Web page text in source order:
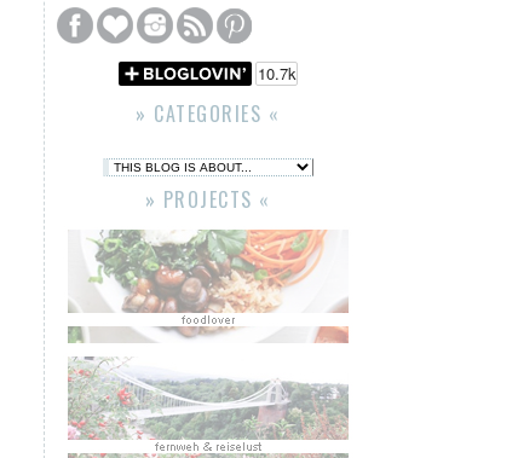
» CATEGORIES «
» PROJECTS «